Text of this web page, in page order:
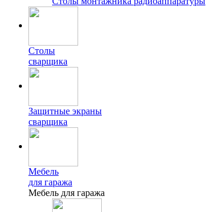
Столы
сварщика
Защитные экраны
сварщика
Мебель
для гаража
Мебель для гаража